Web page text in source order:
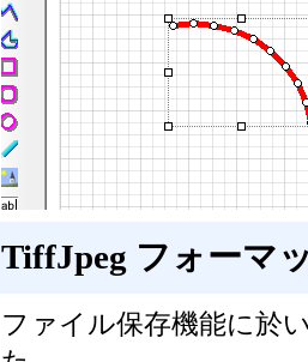
TiffJpeg フォーマ
ファイル保存機能に於